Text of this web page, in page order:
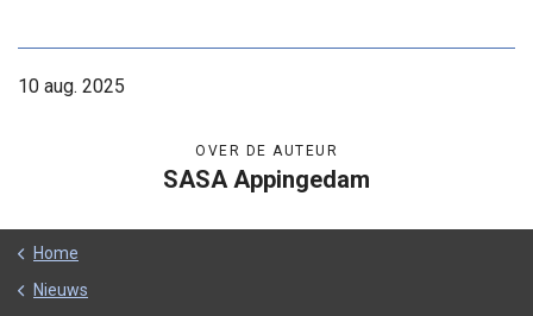
10 aug. 2025
OVER DE AUTEUR
SASA Appingedam
Home
Nieuws